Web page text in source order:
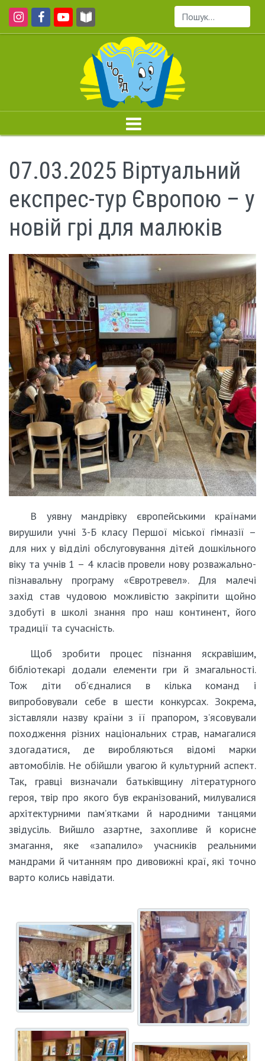
Пошук...
07.03.2025 Віртуальний
експрес-тур Європою – у
новій грі для малюків
В уявну мандрівку європейськими країнами
вирушили учні 3-Б класу Першої міської гімназії –
для них у відділі обслуговування дітей дошкільного
віку та учнів 1 – 4 класів провели нову розважально-
пізнавальну програму «Євротревел». Для малечі
захід став чудовою можливістю закріпити щойно
здобуті в школі знання про наш континент, його
традиції та сучасність.
Щоб зробити процес пізнання яскравішим,
бібліотекарі додали елементи гри й змагальності.
Тож діти об’єдналися в кілька команд і
випробовували себе в шести конкурсах. Зокрема,
зіставляли назву країни з її прапором, з’ясовували
походження різних національних страв, намагалися
здогадатися, де виробляються відомі марки
автомобілів. Не обійшли увагою й культурний аспект.
Так, гравці визначали батьківщину літературного
героя, твір про якого був екранізований, милувалися
архітектурними пам’ятками й народними танцями
звідусіль. Вийшло азартне, захопливе й корисне
змагання, яке «запалило» учасників реальними
мандрами й читанням про дивовижні краї, які точно
варто колись навідати.